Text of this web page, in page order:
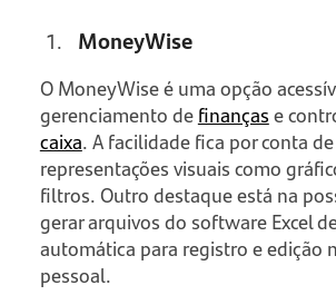
MoneyWise
O MoneyWise é uma opção
gerenciamento definançase
caixa. A facilidade fica por conta de
representações visuais como
filtros. Outro destaque está na
gerar arquivos do software Excel
automática para registro e edição
pessoal.